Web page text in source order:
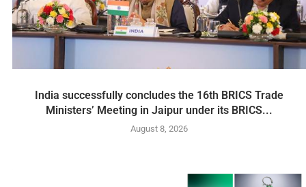
India successfully concludes the 16th BRICS Trade
Ministers’ Meeting in Jaipur under its BRICS...
August 8, 2026